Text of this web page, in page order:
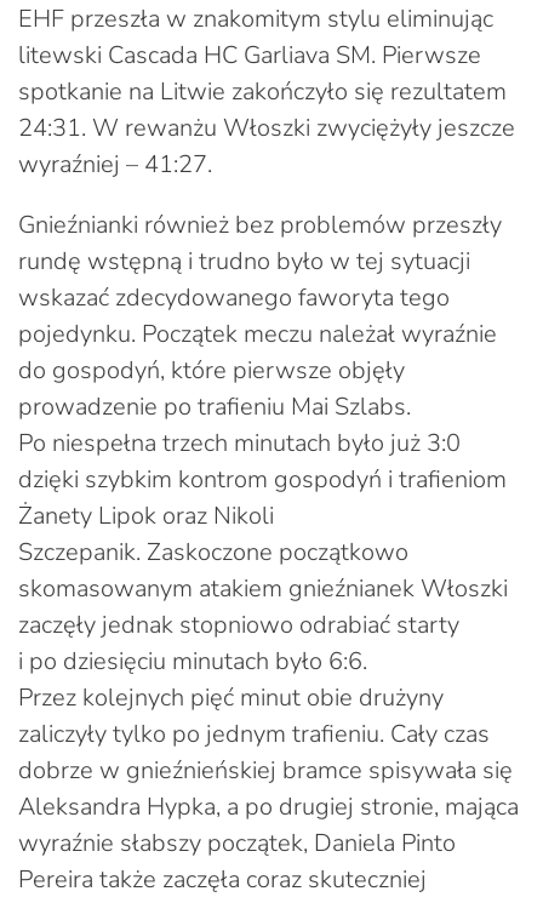
EHF przeszła w znakomitym stylu eliminując
litewski Cascada HC Garliava SM. Pierwsze
spotkanie na Litwie zakończyło się rezultatem
24:31. W rewanżu Włoszki zwyciężyły jeszcze
wyraźniej – 41:27.
Gnieźnianki również bez problemów przeszły
rundę wstępną i trudno było w tej sytuacji
wskazać zdecydowanego faworyta tego
pojedynku. Początek meczu należał wyraźnie
do gospodyń, które pierwsze objęły
prowadzenie po trafieniu Mai Szlabs.
Po niespełna trzech minutach było już 3:0
dzięki szybkim kontrom gospodyń i trafieniom
Żanety Lipok oraz Nikoli
Szczepanik. Zaskoczone początkowo
skomasowanym atakiem gnieźnianek Włoszki
zaczęły jednak stopniowo odrabiać starty
i po dziesięciu minutach było 6:6.
Przez kolejnych pięć minut obie drużyny
zaliczyły tylko po jednym trafieniu. Cały czas
dobrze w gnieźnieńskiej bramce spisywała się
Aleksandra Hypka, a po drugiej stronie, mająca
wyraźnie słabszy początek, Daniela Pinto
Pereira także zaczęła coraz skuteczniej